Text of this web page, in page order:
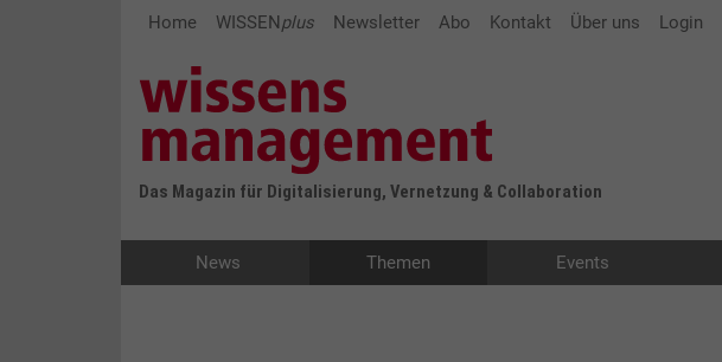
Home WISSENplus Newsletter Abo Kontakt Über uns Login
Das Magazin für Digitalisierung, Vernetzung & Collaboration
News Themen Events